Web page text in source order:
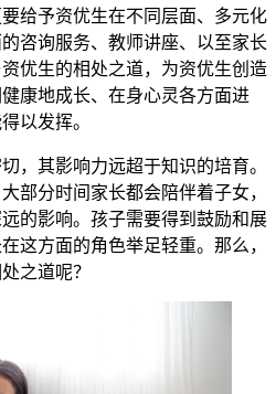
给予资优生在不同层面、多元化
咨询服务、教师讲座、以至家长
优生的相处之道，为资优生创造
康地成长、在身心灵各方面进
以发挥。
，其影响力远超于知识的培育。
部分时间家长都会陪伴着子女，
的影响。孩子需要得到鼓励和展
这方面的角色举足轻重。那么，
之道呢？